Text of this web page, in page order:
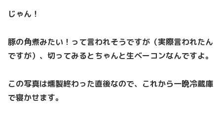
じゃん！
豚の角煮みたい！って言われそうですが（実際言われたん
ですが）、切ってみるとちゃんと生ベーコンなんですよ。
この写真は燻製終わった直後なので、これから一晩冷蔵庫
で寝かせます。